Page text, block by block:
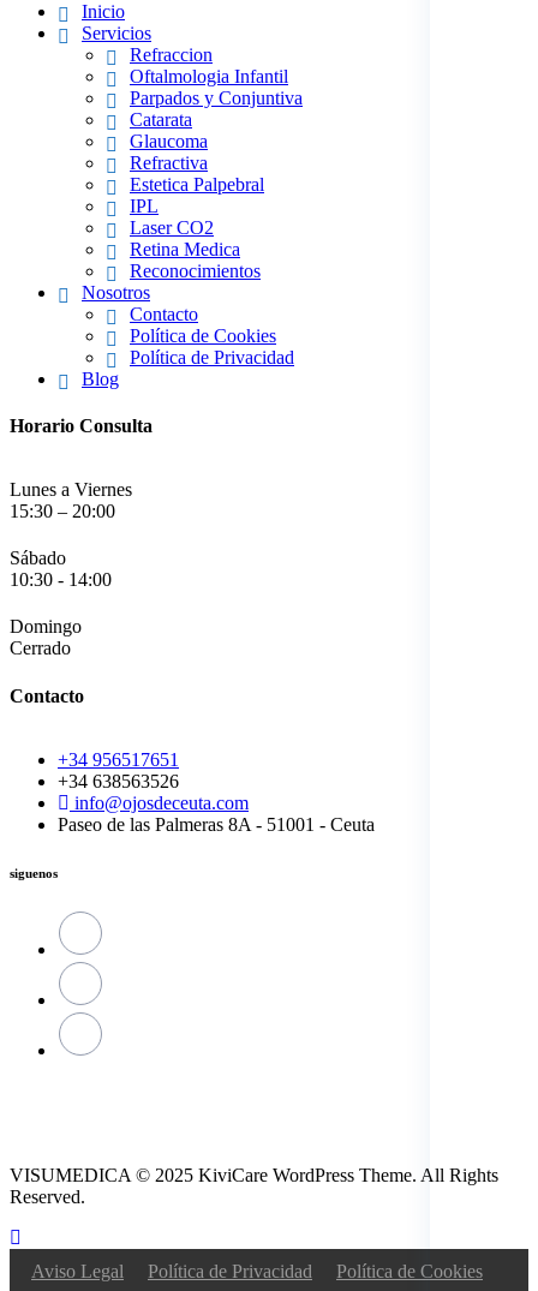
Inicio
Servicios
Refraccion
Oftalmologia Infantil
Parpados y Conjuntiva
Catarata
Glaucoma
Refractiva
Estetica Palpebral
IPL
Laser CO2
Retina Medica
Reconocimientos
Nosotros
Contacto
Política de Cookies
Política de Privacidad
Blog
Horario Consulta
Lunes a Viernes
15:30 – 20:00
Sábado
10:30 - 14:00
Domingo
Cerrado
Contacto
+34 956517651
+34 638563526
info@ojosdeceuta.com
Paseo de las Palmeras 8A - 51001 - Ceuta
siguenos
VISUMEDICA © 2025 KiviCare WordPress Theme. All Rights
Reserved.
Aviso Legal Política de Privacidad Política de Cookies